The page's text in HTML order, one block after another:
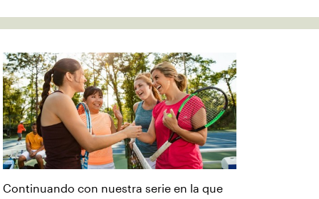
Continuando con nuestra serie en la que